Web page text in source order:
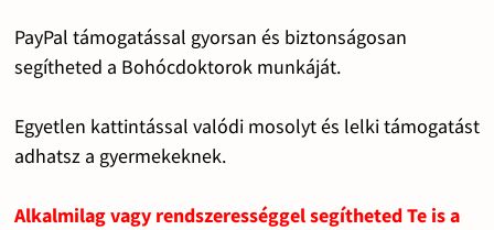
PayPal támogatással gyorsan és biztonságosan
segítheted a Bohócdoktorok munkáját.
Egyetlen kattintással valódi mosolyt és lelki támogatást
adhatsz a gyermekeknek.
Alkalmilag vagy rendszerességgel segítheted Te is a